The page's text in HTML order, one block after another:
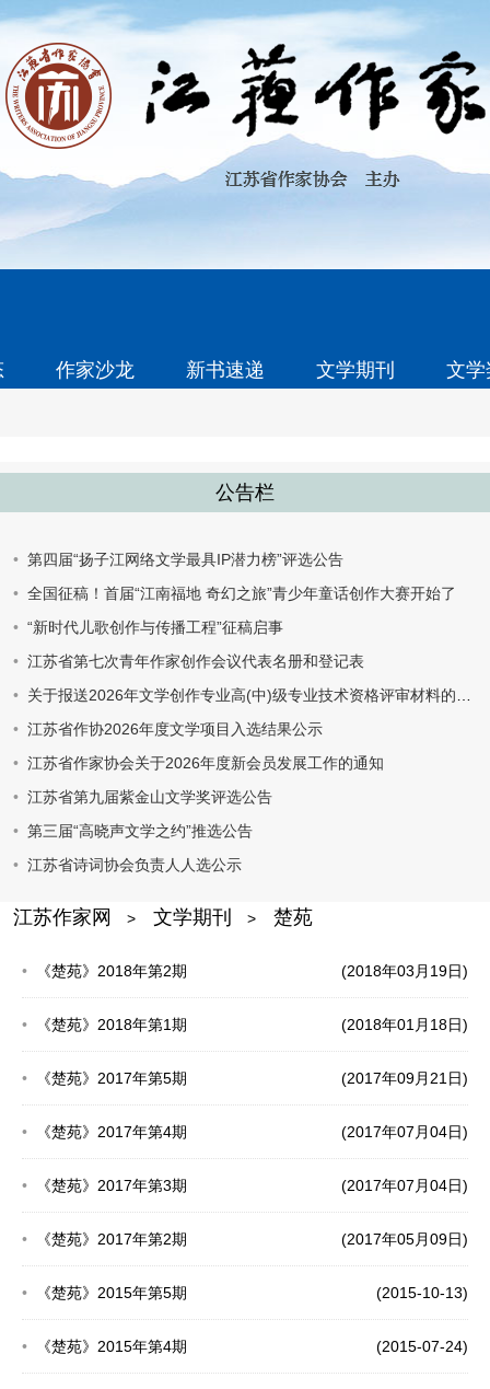
作家沙龙 新书速递 文学期刊 文
公告栏
第四届“扬子江网络文学最具IP潜力榜”评选公告
全国征稿！首届“江南福地 奇幻之旅”青少年童话创作大赛开始了
“新时代儿歌创作与传播工程”征稿启事
江苏省第七次青年作家创作会议代表名册和登记表
关于报送2026年文学创作专业高(中)级专业技术资格评审材料的通知
江苏省作协2026年度文学项目入选结果公示
江苏省作家协会关于2026年度新会员发展工作的通知
江苏省第九届紫金山文学奖评选公告
第三届“高晓声文学之约”推选公告
江苏省诗词协会负责人人选公示
江苏作家网 > 文学期刊 > 楚苑
(2018年03月19日)
《楚苑》2018年第2期
(2018年01月18日)
《楚苑》2018年第1期
(2017年09月21日)
《楚苑》2017年第5期
(2017年07月04日)
《楚苑》2017年第4期
(2017年07月04日)
《楚苑》2017年第3期
(2017年05月09日)
《楚苑》2017年第2期
(2015-10-13)
《楚苑》2015年第5期
(2015-07-24)
《楚苑》2015年第4期